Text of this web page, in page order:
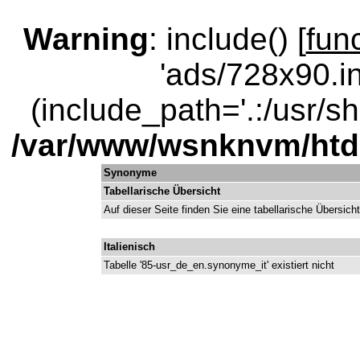
Warning: include() [
'ads/
(include_path='.:/usr/
/var/www/wsnknvm/
Synonyme
Tabellarische Übersicht
Auf dieser Seite finden Sie eine tabellarische
Italienisch
Tabelle '85-usr_de_en.synonyme_it' existiert nicht